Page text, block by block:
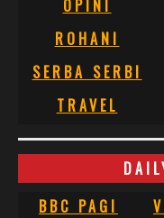
OPINI
ROHANI
SERBA SERBI
TRAVEL
BBC PAGI